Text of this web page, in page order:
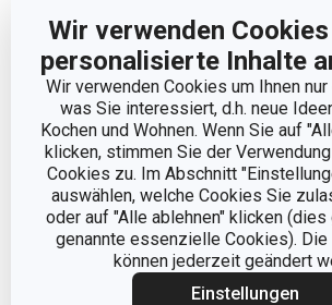
Wir verwenden
personalisierte Inhalte
Wir verwenden Cookies um Ihnen
was Sie interessiert, d.h. neue
Kochen und Wohnen. Wenn Sie auf
klicken, stimmen Sie der
Cookies zu. Im Abschnitt
auswählen, welche Cookies Sie
oder auf "Alle ablehnen" klicken
genannte essenzielle Cookies). Die
können jederzeit geändert
Einstellungen
PRODUKTBREITE (CM)
PRODUKTHÖHE (CM)
VOLUMEN (L)
PRODUKTLÄNGE (CM)
Andere Parameter